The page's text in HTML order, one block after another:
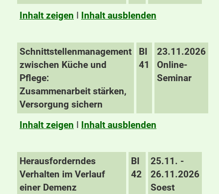
Inhalt zeigen I Inhalt ausblenden
Schnittstellenmanagement
zwischen Küche und
Pflege:
Zusammenarbeit stärken,
Versorgung sichern
BI
41
23.11.2026
Online-
Seminar
Inhalt zeigen I Inhalt ausblenden
Herausforderndes
Verhalten im Verlauf
einer Demenz
BI
42
25.11. -
26.11.2026
Soest